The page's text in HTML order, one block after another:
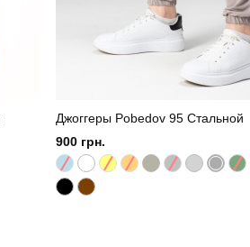
Джоггеры Pobedov 95 Стальной
900 грн.